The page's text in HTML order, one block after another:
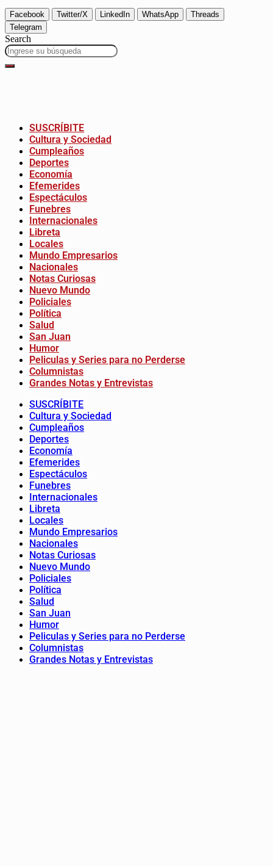
Facebook Twitter/X LinkedIn WhatsApp
Threads
Telegram
Search
SUSCRÍBITE
Cultura y Sociedad
Cumpleaños
Deportes
Economía
Efemerides
Espectáculos
Funebres
Internacionales
Libreta
Locales
Mundo Empresarios
Nacionales
Notas Curiosas
Nuevo Mundo
Policiales
Política
Salud
San Juan
Humor
Peliculas y Series para no Perderse
Columnistas
Grandes Notas y Entrevistas
SUSCRÍBITE
Cultura y Sociedad
Cumpleaños
Deportes
Economía
Efemerides
Espectáculos
Funebres
Internacionales
Libreta
Locales
Mundo Empresarios
Nacionales
Notas Curiosas
Nuevo Mundo
Policiales
Política
Salud
San Juan
Humor
Peliculas y Series para no Perderse
Columnistas
Grandes Notas y Entrevistas